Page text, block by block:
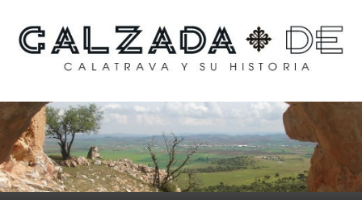
Calzada de Calatrava y
su historia